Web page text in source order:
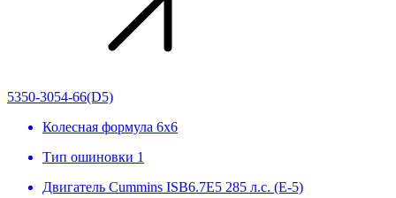
5350-3054-66(D5)
Колесная формула 6х6
Тип ошиновки 1
Двигатель Cummins ISB6.7E5 285 л.с. (Е-5)